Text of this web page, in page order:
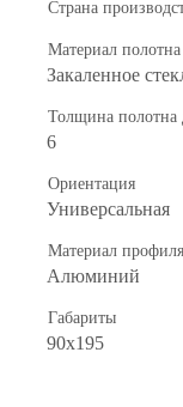
Страна
Материал полотна
Закаленное
Толщина полотна
6
Ориентация
Универсальная
Материал профиля
Алюминий
Габариты
90x195